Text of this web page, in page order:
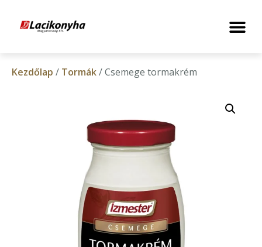
Kezdőlap / Tormák/ Csemege tormakrém